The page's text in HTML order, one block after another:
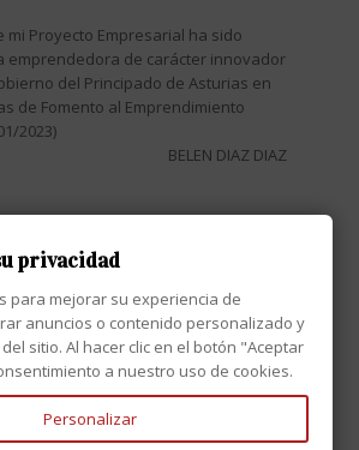
mi Proyecto Empresarial ha sido
emprendedora de carácter innovador
del Principado de Asturias en
de Fomento al Emprendimiento
2023)
BELEN DIAZ DIAZ
privacidad
para mejorar su experiencia de
anuncios o contenido personalizado y
sitio. Al hacer clic en el botón "Aceptar
a nuestro uso de cookies.
Personalizar